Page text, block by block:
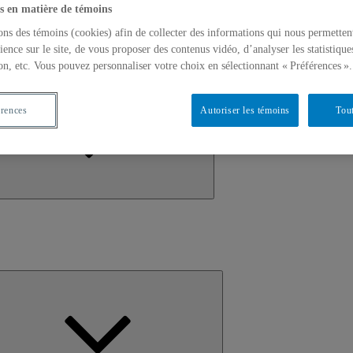
le
sous-
menu
en matière de témoins
des témoins (cookies) afin de collecter des informations qui nous
sur le site, de vous proposer des contenus vidéo, d’analyser les
etc. Vous pouvez personnaliser votre choix en sélectionnant « Préférences ».
Autoriser les témoins